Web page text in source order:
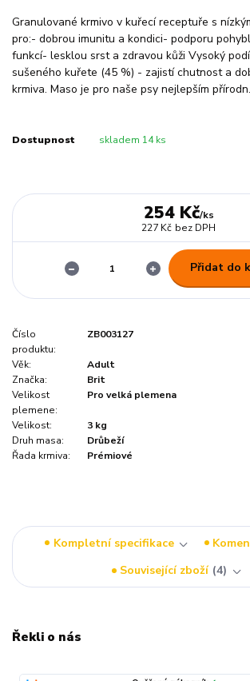
Granulované krmivo v kuřecí receptuře s
pro:- dobrou imunitu a kondici- podporu
funkcí- lesklou srst a zdravou kůži Vysoký
sušeného kuřete (45 %) - zajistí chutnost a
krmiva. Maso je pro naše psy nejlepším
Dostupnost skladem 14 ks
254 Kč/ks
227 Kč bez DPH
Přidat do
Číslo
produktu:
ZB003127
Věk:
Adult
Značka:
Brit
Velikost
plemene:
Pro velká plemena
Velikost:
3 kg
Druh masa:
Drůbeží
Řada krmiva:
Prémiové
Kompletní specifikace
Související zboží 4
Řekli o nás